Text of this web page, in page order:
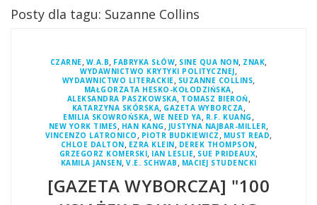
Posty dla tagu: Suzanne Collins
CZARNE, W.A.B, FABRYKA SŁÓW, SINE QUA NON, ZNAK,
WYDAWNICTWO KRYTYKI POLITYCZNEJ,
WYDAWNICTWO LITERACKIE, SUZANNE COLLINS,
MAŁGORZATA HESKO-KOŁODZIŃSKA,
ALEKSANDRA PASZKOWSKA, TOMASZ BIEROŃ,
KATARZYNA SKÓRSKA, GAZETA WYBORCZA,
EMILIA SKOWROŃSKA, WE NEED YA, R.F. KUANG ,
NEW YORK TIMES, HAN KANG , JUSTYNA NAJBAR-MILLER,
VINCENZO LATRONICO , PIOTR BUDKIEWICZ , MUST READ,
CHLOE DALTON, EZRA KLEIN, DEREK THOMPSON,
GRZEGORZ KOMERSKI, IAN LESLIE, SUE PRIDEAUX,
KAMILA JANSEN, V.E. SCHWAB , MACIEJ STUDENCKI
[GAZETA WYBORCZA] "100